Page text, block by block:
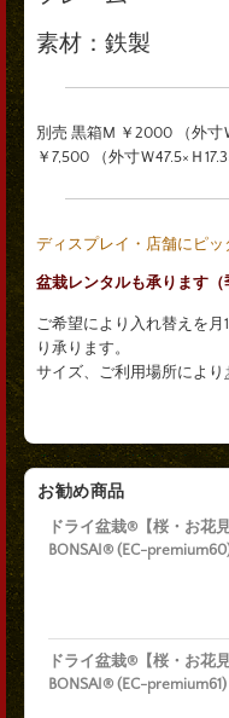
素材：鉄製
別売 黒箱M ￥2000 （外寸
￥7,500 （外寸Ｗ47.5×Ｈ
ディスプレイ・店舗にピッ
盆栽レンタルも承ります（
ご希望により入れ替えを
り承ります。
サイズ、ご利用場所により
お勧め商品
ドライ盆栽®【桜・お花
BONSAI® (EC-
ドライ盆栽®【桜・お花
BONSAI® (EC-premium61)